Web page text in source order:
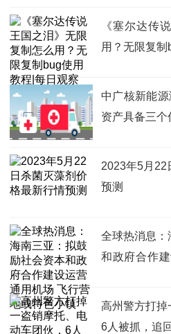
《塞尔达传
用？无限复
中广核新能
资产具备三个
2023年5月22
预测
全球热消息：
和政府合作
高州警方打掉
6人被抓，追